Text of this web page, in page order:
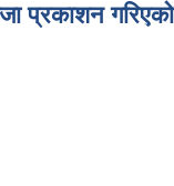
प्रकाशन